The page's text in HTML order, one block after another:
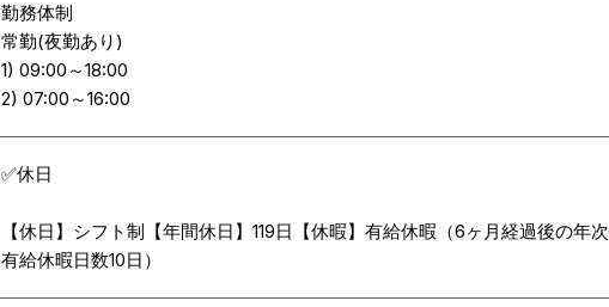
勤務体制
常勤(夜勤あり)
1) 09:00～18:00
✅休日
【休日】シフト制【年間休日】119日【休暇】有給休暇（6ヶ月経過後の年次
有給休暇日数10日）